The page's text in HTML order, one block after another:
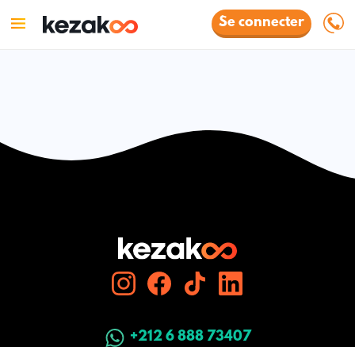
Se connecter
+212 6 888 73407